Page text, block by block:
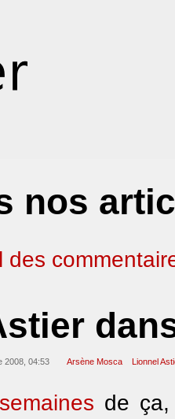
nos
des
2008, 04:53 Arsène Mosca Lionnel
de